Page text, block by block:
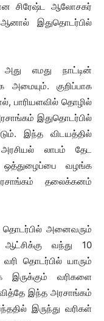
சிரேஷ்ட ஆலோசகர்
இதுதொடர்பில்
எமது நாட்டின்
அமையும். குறிப்பாக
பாரியளவில் தொழில்
இதுதொடர்பில்
இந்த விடயத்தில்
லாபம் தேட
ஒத்துழைப்பை வழங்க
தலைக்கனம்
தொடர்பில் அனைவரும்
வந்து 10
தொடர்பில் யாரும்
இருக்கும் வரிகளை
இந்த அரசாங்கம்
இருந்து வரிகள்